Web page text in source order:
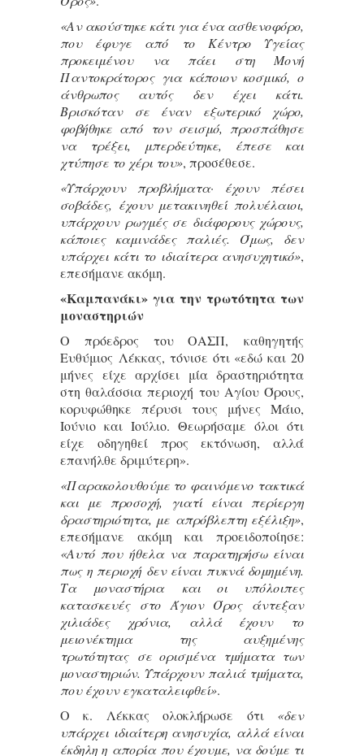
«Αν ακούστηκε κάτι για ένα ασθενοφόρο,
που έφυγε από το Κέντρο Υγείας
προκειμένου να πάει στη Μονή
Παντοκράτορος για κάποιον κοσμικό, ο
άνθρωπος αυτός δεν έχει κάτι.
Βρισκόταν σε έναν εξωτερικό χώρο,
φοβήθηκε από τον σεισμό, προσπάθησε
να τρέξει, μπερδεύτηκε, έπεσε και
χτύπησε το χέρι του», προσέθεσε.
«Υπάρχουν προβλήματα· έχουν πέσει
σοβάδες, έχουν μετακινηθεί πολυέλαιοι,
υπάρχουν ρωγμές σε διάφορους χώρους,
κάποιες καμινάδες παλιές. Όμως, δεν
υπάρχει κάτι το ιδιαίτερα ανησυχητικό»,
επεσήμανε ακόμη.
«Καμπανάκι» για την τρωτότητα των
μοναστηριών
Ο πρόεδρος του ΟΑΣΠ, καθηγητής
Ευθύμιος Λέκκας, τόνισε ότι «εδώ και 20
μήνες είχε αρχίσει μία δραστηριότητα
στη θαλάσσια περιοχή του Αγίου Όρους,
κορυφώθηκε πέρυσι τους μήνες Μάιο,
Ιούνιο και Ιούλιο. Θεωρήσαμε όλοι ότι
είχε οδηγηθεί προς εκτόνωση, αλλά
επανήλθε δριμύτερη».
«Παρακολουθούμε το φαινόμενο τακτικά
και με προσοχή, γιατί είναι περίεργη
δραστηριότητα, με απρόβλεπτη εξέλιξη»,
επεσήμανε ακόμη και προειδοποίησε:
«Αυτό που ήθελα να παρατηρήσω είναι
πως η περιοχή δεν είναι πυκνά δομημένη.
Τα μοναστήρια και οι υπόλοιπες
κατασκευές στο Άγιον Όρος άντεξαν
χιλιάδες χρόνια, αλλά έχουν το
μειονέκτημα της αυξημένης
τρωτότητας σε ορισμένα τμήματα των
μοναστηριών. Υπάρχουν παλιά τμήματα,
που έχουν εγκαταλειφθεί».
Ο κ. Λέκκας ολοκλήρωσε ότι «δεν
υπάρχει ιδιαίτερη ανησυχία, αλλά είναι
έκδηλη η απορία που έχουμε, να δούμε τι